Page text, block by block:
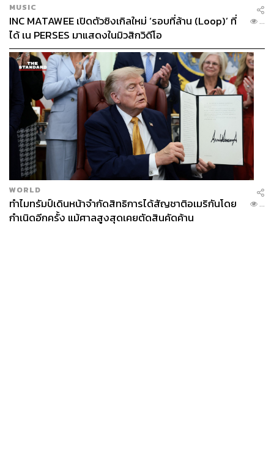
MUSIC
INC MATAWEE เปิดตัวซิงเกิลใหม่ ‘รอบที่ล้าน (Loop)’ ที่
ได้ เน PERSES มาแสดงในมิวสิกวิดีโอ
...
WORLD
ทำไมทรัมป์เดินหน้าจำกัดสิทธิการได้สัญชาติอเมริกันโดย
กำเนิดอีกครั้ง แม้ศาลสูงสุดเคยตัดสินคัดค้าน
...